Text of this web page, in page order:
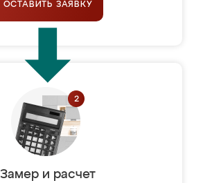
ОСТАВИТЬ ЗАЯВКУ
Замер и расчет